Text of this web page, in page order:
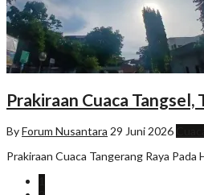
Prakiraan Cuaca
ByForum Nusantara 29 Juni 2026
Prakiraan Cuaca Tangerang Raya